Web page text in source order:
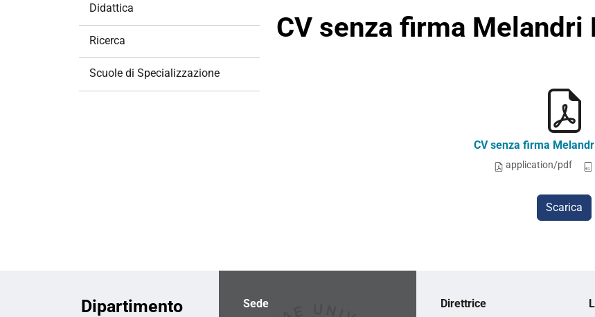
CV senza firma
CV senza firma
application/pdf
Scarica
Didattica
Ricerca
Scuole di Specializzazione
Dipartimento
Sede
Direttrice